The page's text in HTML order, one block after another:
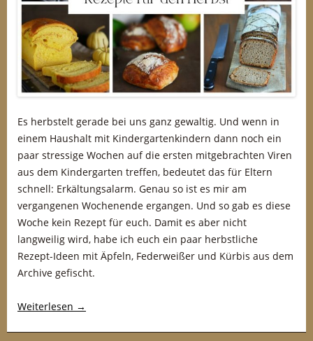
Es herbstelt gerade bei uns ganz gewaltig. Und wenn in
einem Haushalt mit Kindergartenkindern dann noch ein
paar stressige Wochen auf die ersten mitgebrachten Viren
aus dem Kindergarten treffen, bedeutet das für Eltern
schnell: Erkältungsalarm. Genau so ist es mir am
vergangenen Wochenende ergangen. Und so gab es diese
Woche kein Rezept für euch. Damit es aber nicht
langweilig wird, habe ich euch ein paar herbstliche
Rezept-Ideen mit Äpfeln, Federweißer und Kürbis aus dem
Archive gefischt.
Weiterlesen →